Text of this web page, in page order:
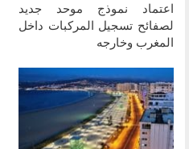
اعتماد نموذج موحد جديد
لصفائح تسجيل المركبات داخل
المغرب وخارجه